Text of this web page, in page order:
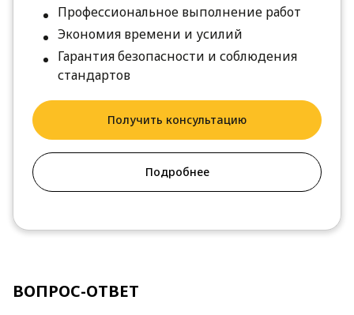
Профессиональное выполнение работ
Экономия времени и усилий
Гарантия безопасности и соблюдения
стандартов
Получить консультацию
Подробнее
ВОПРОС-ОТВЕТ